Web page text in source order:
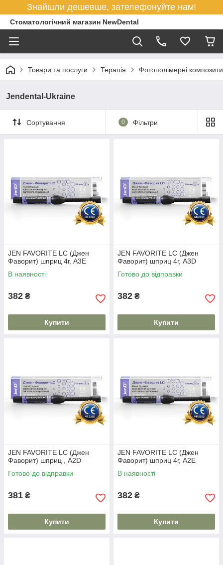
Знайшли дешевше, зателефонуйте нам!
Стоматологічний магазин NewDental
Товари та послуги Терапія Фотополімерні композити
Jendental-Ukraine
Сортування 0 Фільтри
JEN FAVORITE LC (Джен
Фаворит) шприц 4г, A3E
В наявності
382 ₴
Купити
JEN FAVORITE LC (Джен
Фаворит) шприц 4г, A3D
Готово до відправки
382 ₴
Купити
JEN FAVORITE LC (Джен
Фаворит) шприц , A2D
Готово до відправки
381 ₴
Купити
JEN FAVORITE LC (Джен
Фаворит) шприц 4г, A2E
В наявності
382 ₴
Купити